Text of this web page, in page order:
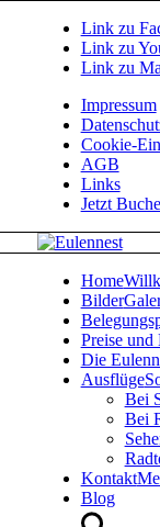
Link zu
Link zu
Link zu
Impressum
Cookie-
AGB
Links
Jetzt
Home
Bilder
Preise und
Die
Ausflüge
Bei
Bei
Kontakt
Blog